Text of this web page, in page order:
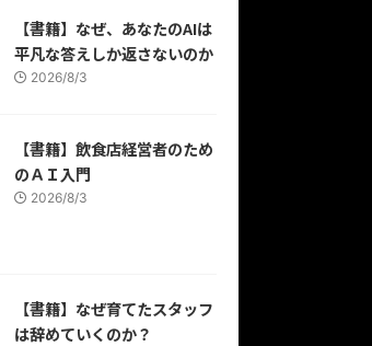
【書籍】なぜ、あなたのAIは
平凡な答えしか返さないのか
2026/8/3
【書籍】飲食店経営者のため
のＡＩ入門
2026/8/3
【書籍】なぜ育てたスタッフ
は辞めていくのか？